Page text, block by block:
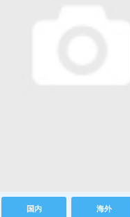
国内 海外